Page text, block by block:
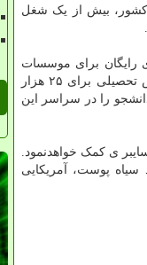
مانده است و از هر ۲۰ شغل موجود در این کشور، بیش از یک شغل
رایگان برای موسسات
آموزش عالی تر فراهم خواهدنمود و مستقیما با ۱۵۰ کالج محلی در سراسر آمریکا همکاری می کند و یک برنامه بورس تحصیلی برای ۲۵ هزار
داشت: کالج های محلی یک دارایی فوق العاده هستند و هم اکنون ۱۱.۸ میلیون دانشجو را در سراسر این
ی کمک خواهدنمود.
از مردان و ۸۵ درصد از سفید پوستان تشکیل شده است. دانشجویان کالج ۴۰ درصد سیاه پوست، آمریکایی